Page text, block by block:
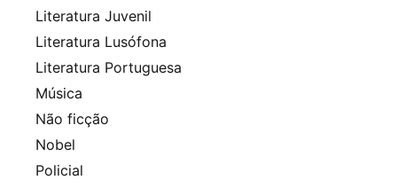
Literatura Juvenil
Literatura Lusófona
Literatura Portuguesa
Música
Não ficção
Nobel
Policial